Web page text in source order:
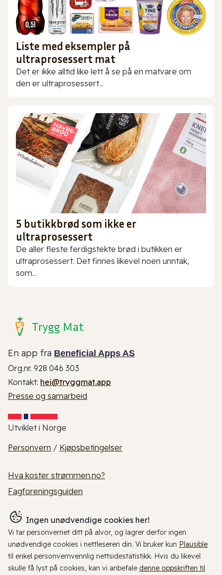
Liste med eksempler på
ultraprosessert mat
Det er ikke alltid like lett å se på en matvare om
den er ultraprosessert...
5 butikkbrød som ikke er
ultraprosessert
De aller fleste ferdigstekte brød i butikken er
ultraprosessert. Det finnes likevel noen unntak,
som...
Trygg Mat
En app fra Beneficial Apps AS
Org.nr. 928 046 303
Kontakt: hei@tryggmat.app
Presse og samarbeid
Utviklet i Norge
Personvern / Kjøpsbetingelser
Hva koster strømmen.no?
Fagforeningsguiden
Ingen unødvendige cookies her!
Vi tar personvernet ditt på alvor, og lagrer derfor ingen
unødvendige cookies i nettleseren din. Vi bruker kun Plausible
til enkel personvernvennlig nettsidestatistikk. Hvis du likevel
skulle få lyst på cookies, kan vi anbefale denne oppskriften til